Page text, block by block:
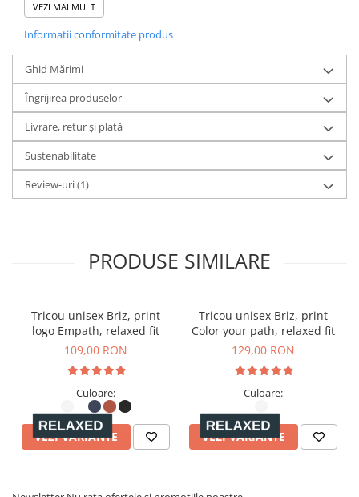
Nota:Culoarea "
prezintămici inserții
celelalte culori – acesta este aspectul autentic al
materialului și îi conferă unicitatea.
Descriere:
mânecilor și tiv
Bumbac Organic vs. Bumbac Convențional – Diferențele
Care Contează
VEZI MAI MULT
Informatii conformitate produs
Ghid Mărimi
Îngrijirea produselor
Livrare, retur și plată
Sustenabilitate
Review-uri(1)
PRODUSE SIMILARE
Tricou unisex Briz, print
logo Empath, relaxed fit
109,00 RON
Culoare:
VEZI VARIANTE
Tricou unisex Briz, print
Color your path, relaxed fit
129,00 RON
Culoare:
VEZI VARIANTE